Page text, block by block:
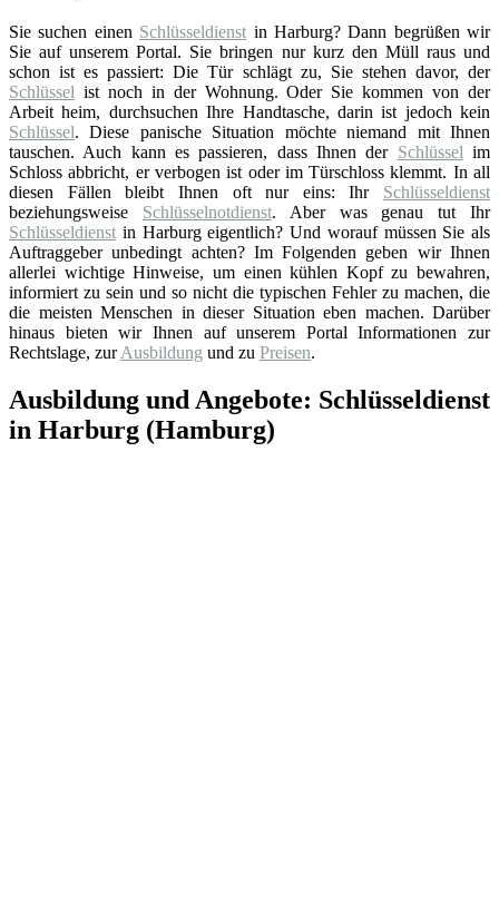
Sie suchen einen Schlüsseldienst in Harburg? Dann begrüßen wir
Sie auf unserem Portal. Sie bringen nur kurz den Müll raus und
schon ist es passiert: Die Tür schlägt zu, Sie stehen davor, der
Schlüssel ist noch in der Wohnung. Oder Sie kommen von der
Arbeit heim, durchsuchen Ihre Handtasche, darin ist jedoch kein
Schlüssel. Diese panische Situation möchte niemand mit Ihnen
tauschen. Auch kann es passieren, dass Ihnen der Schlüssel im
Schloss abbricht, er verbogen ist oder im Türschloss klemmt. In all
diesen Fällen bleibt Ihnen oft nur eins: Ihr Schlüsseldienst
beziehungsweise Schlüsselnotdienst. Aber was genau tut Ihr
Schlüsseldienst in Harburg eigentlich? Und worauf müssen Sie als
Auftraggeber unbedingt achten? Im Folgenden geben wir Ihnen
allerlei wichtige Hinweise, um einen kühlen Kopf zu bewahren,
informiert zu sein und so nicht die typischen Fehler zu machen, die
die meisten Menschen in dieser Situation eben machen. Darüber
hinaus bieten wir Ihnen auf unserem Portal Informationen zur
Rechtslage, zurAusbildung und zu Preisen.
Ausbildung und Angebote: Schlüsseldienst
in Harburg (Hamburg)